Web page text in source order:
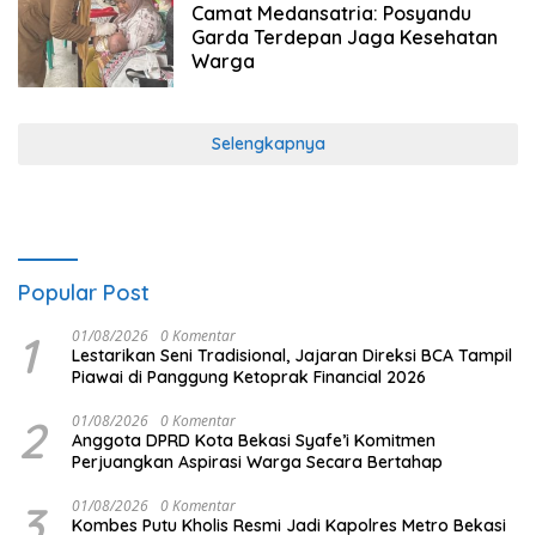
Camat Medansatria: Posyandu
Garda Terdepan Jaga Kesehatan
Warga
Selengkapnya
Popular Post
1 01/08/2026 0 Komentar
Lestarikan Seni Tradisional, Jajaran Direksi BCA Tampil
Piawai di Panggung Ketoprak Financial 2026
2 01/08/2026 0 Komentar
Anggota DPRD Kota Bekasi Syafe’i Komitmen
Perjuangkan Aspirasi Warga Secara Bertahap
01/08/2026 0 Komentar
Kombes Putu Kholis Resmi Jadi Kapolres Metro Bekasi